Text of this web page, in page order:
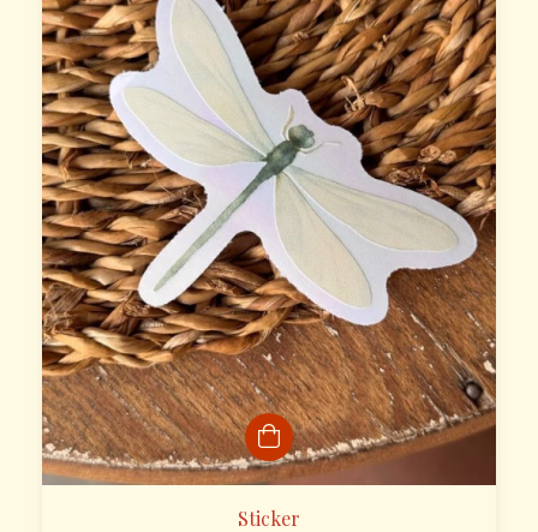
Sticker